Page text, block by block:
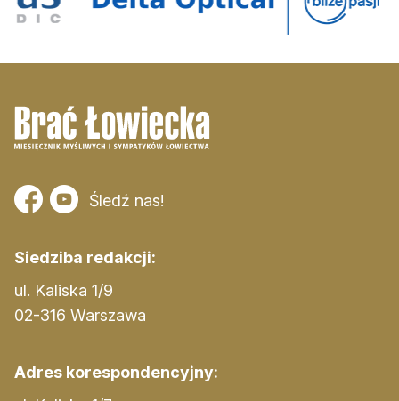
Śledź nas!
Siedziba redakcji:
ul. Kaliska 1/9
02-316 Warszawa
Adres korespondencyjny: